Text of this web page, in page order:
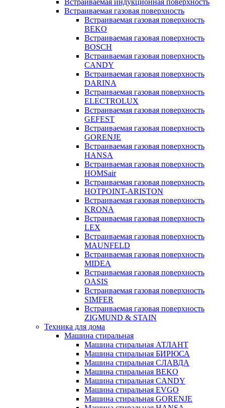
Встраиваемая индукционная поверхность
Встраиваемая газовая поверхность
Встраиваемая газовая поверхность
BEKO
Встраиваемая газовая поверхность
BOSCH
Встраиваемая газовая поверхность
CANDY
Встраиваемая газовая поверхность
DARINA
Встраиваемая газовая поверхность
ELECTROLUX
Встраиваемая газовая поверхность
GEFEST
Встраиваемая газовая поверхность
GORENJE
Встраиваемая газовая поверхность
HANSA
Встраиваемая газовая поверхность
HOMSair
Встраиваемая газовая поверхность
HOTPOINT-ARISTON
Встраиваемая газовая поверхность
KRONA
Встраиваемая газовая поверхность
LEX
Встраиваемая газовая поверхность
MAUNFELD
Встраиваемая газовая поверхность
MIDEA
Встраиваемая газовая поверхность
OASIS
Встраиваемая газовая поверхность
SIMFER
Встраиваемая газовая поверхность
ZIGMUND & STAIN
Техника для дома
Машина стиральная
Машина стиральная АТЛАНТ
Машина стиральная БИРЮСА
Машина стиральная СЛАВДА
Машина стиральная BEKO
Машина стиральная CANDY
Машина стиральная EVGO
Машина стиральная GORENJE